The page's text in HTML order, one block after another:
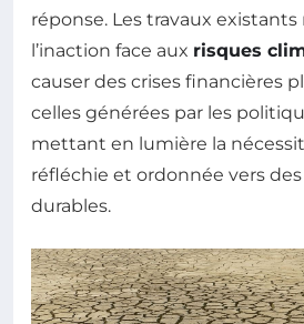
réponse. Les travaux
l’inaction face aux risques
causer des crises financières
celles générées par les
mettant en lumière la
réfléchie et ordonnée vers
durables.